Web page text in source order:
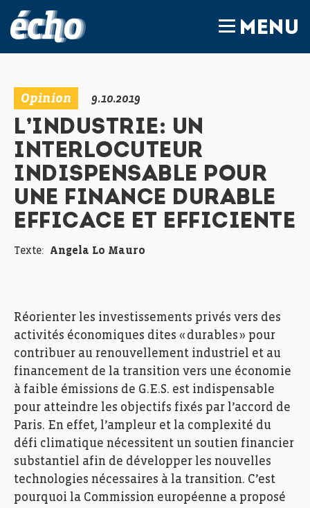
MENU
Opinion 9.10.2019
L’INDUSTRIE: UN
INTERLOCUTEUR
INDISPENSABLE POUR
UNE FINANCE DURABLE
EFFICACE ET EFFICIENTE
Texte: Angela Lo Mauro
Réorienter les investissements privés vers des
activités économiques dites « durables » pour
contribuer au renouvellement industriel et au
financement de la transition vers une économie
à faible émissions de G.E.S. est indispensable
pour atteindre les objectifs fixés par l’accord de
Paris. En effet, l’ampleur et la complexité du
défi climatique nécessitent un soutien financier
substantiel afin de développer les nouvelles
technologies nécessaires à la transition. C’est
pourquoi la Commission européenne a proposé